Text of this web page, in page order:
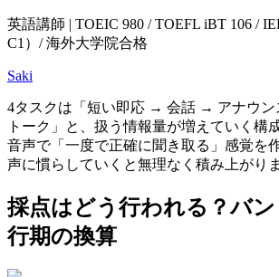
英語講師 | TOEIC 980 / TOEFL iBT 106 /
C1）/ 海外大学院合格
Saki
4タスクは「短い即応 → 会話 → アナウ
トーク」と、扱う情報量が増えていく構
音声で「一度で正確に聞き取る」感覚を
声に慣らしていくと無理なく積み上がりま
採点はどう行われる？バ
行期の換算